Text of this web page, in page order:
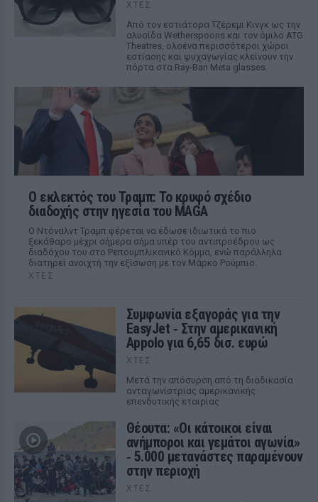
ΧΤΕΣ
Από τον εστιάτορα Τζέρεμι Κινγκ ως την
αλυσίδα Wetherspoons και τον όμιλο ATG
Theatres, ολοένα περισσότεροι χώροι
εστίασης και ψυχαγωγίας κλείνουν την
πόρτα στα Ray-Ban Meta glasses.
Ο εκλεκτός του Τραμπ: Το κρυφό σχέδιο
διαδοχής στην ηγεσία του MAGA
Ο Ντόναλντ Τραμπ φέρεται να έδωσε ιδιωτικά το πιο
ξεκάθαρο μέχρι σήμερα σήμα υπέρ του αντιπροέδρου ως
διαδόχου του στο Ρεπουμπλικανικό Κόμμα, ενώ παράλληλα
διατηρεί ανοιχτή την εξίσωση με τον Μάρκο Ρούμπιο.
ΧΤΕΣ
Συμφωνία εξαγοράς για την
EasyJet ‑ Στην αμερικανική
Appolo για 6,65 δισ. ευρώ
ΧΤΕΣ
Μετά την απόσυρση από τη διαδικασία
ανταγωνίστριας αμερικανικής
επενδυτικής εταιρίας
Θέουτα: «Οι κάτοικοι είναι
ανήμποροι και γεμάτοι αγωνία»
‑ 5.000 μετανάστες παραμένουν
στην περιοχή
ΧΤΕΣ